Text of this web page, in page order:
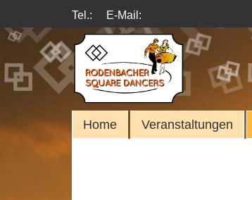
Tel.: E-Mail:
Home Veranstaltungen